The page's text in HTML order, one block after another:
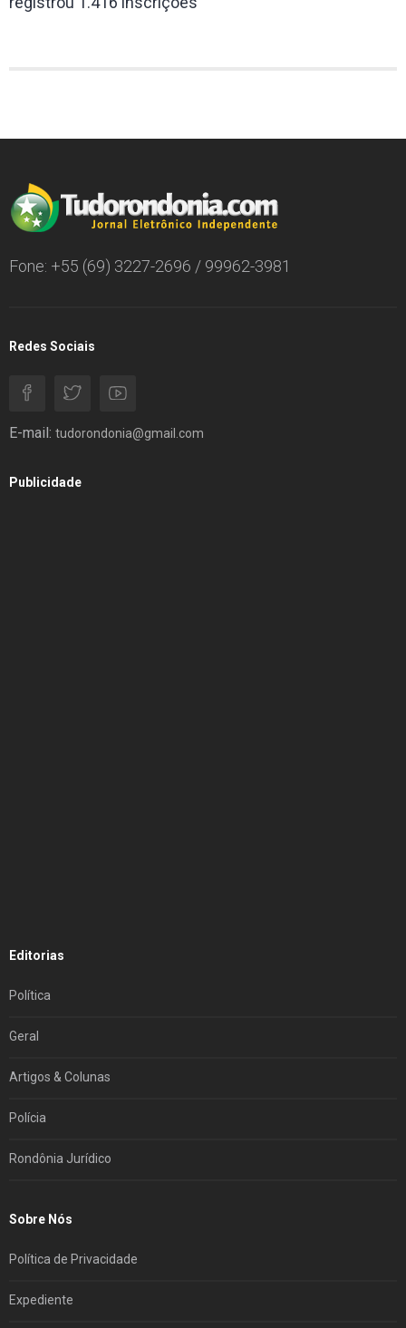
Fone: +55 (69) 3227-2696 / 99962-3981
Redes Sociais
E-mail: tudorondonia@gmail.com
Publicidade
Editorias
Política
Geral
Artigos & Colunas
Polícia
Rondônia Jurídico
Sobre Nós
Política de Privacidade
Expediente